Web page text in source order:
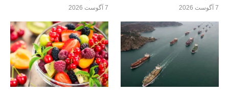
7 آگوست 2026 7 آگوست 2026